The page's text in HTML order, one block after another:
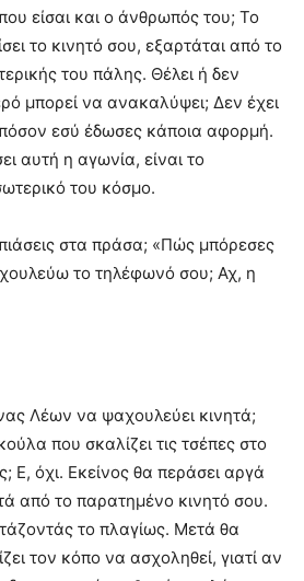
είσαι και ο άνθρωπός του; Το
το κινητό σου, εξαρτάται από το
του πάλης. Θέλει ή δεν
μπορεί να ανακαλύψει; Δεν έχει
εσύ έδωσες κάποια αφορμή.
αυτή η αγωνία, είναι το
του κόσμο.
στα πράσα; «Πώς μπόρεσες
το τηλέφωνό σου; Αχ, η
Λέων να ψαχουλεύει κινητά;
που σκαλίζει τις τσέπες στο
Ε, όχι. Εκείνος θα περάσει αργά
από το παρατημένο κινητό σου.
το πλαγίως. Μετά θα
τον κόπο να ασχοληθεί, γιατί αν